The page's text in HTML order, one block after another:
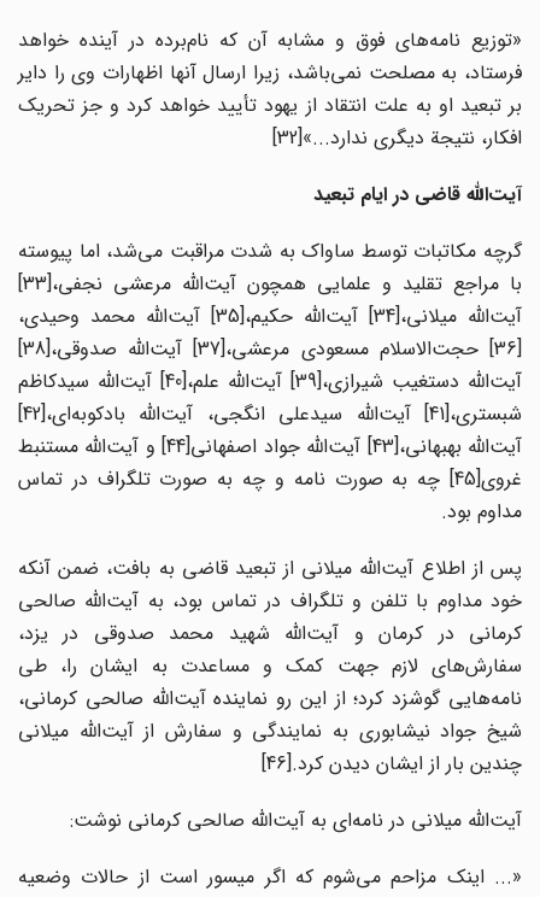
«توزیع نامه‌های فوق و مشابه آن که نام‌برده در آینده خواهد
فرستاد، به مصلحت نمی‌باشد، زیرا ارسال آنها اظهارات وی را دایر
بر تبعید او به علت انتقاد از یهود تأیید خواهد کرد و جز تحریک
افکار، نتیجة دیگری ندارد...»[32]
آیت‌الله قاضی در ایام تبعید
گرچه مکاتبات توسط ساواک به شدت مراقبت می‌شد، اما پیوسته
با مراجع تقلید و علمایی همچون آیت‌الله مرعشی نجفی،
[33]
آیت‌الله میلانی،[34] آیت‌الله حکیم،
[35] آیت‌الله محمد وحیدی،
[37] آیت‌الله صدوقی،
[38]
آیت‌الله دستغیب شیرازی،[39] آیت‌الله علم،
[40] آیت‌الله سیدکاظم
شبستری،[41] آیت‌الله سیدعلی انگجی، آیت‌الله بادکوبه‌ای،
[42]
آیت‌الله بهبهانی،[43] آیت‌الله جواد اصفهانی
[44] و آیت‌الله مستنبط
غروی
[45] چه به صورت نامه و چه به صورت تلگراف در تماس
مداوم بود.
پس از اطلاع آیت‌الله میلانی از تبعید قاضی به بافت، ضمن آنکه
خود مداوم با تلفن و تلگراف در تماس بود، به آیت‌الله صالحی
کرمانی در کرمان و آیت‌الله شهید محمد صدوقی در یزد،
سفارش‌های لازم جهت کمک و مساعدت به ایشان را، طی
نامه‌هایی گوشزد کرد؛ از این رو نماینده آیت‌الله صالحی کرمانی،
شیخ جواد نیشابوری به نمایندگی و سفارش از آیت‌الله میلانی
چندین بار از ایشان دیدن کرد.[46]
آیت‌الله میلانی در نامه‌ای به آیت‌الله صالحی کرمانی نوشت:
«... اینک مزاحم می‌شوم که اگر میسور است از حالات وضعیه